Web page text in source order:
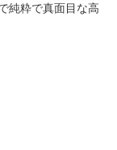
純粋で真面目な高